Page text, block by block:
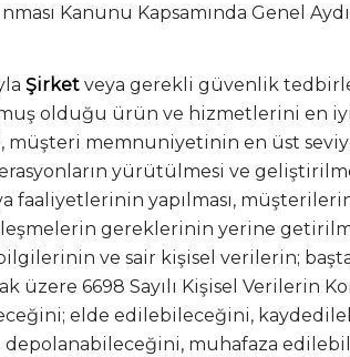
Kanunu Kapsamında Genel
Şirket veya gerekli güvenlik
olduğu ürün ve hizmetlerini en
memnuniyetinin en üst
yürütülmesi ve
faaliyetlerinin yapılması,
gereklerinin yerine
ve sair kişisel verilerin;
6698 Sayılı Kişisel Verilerin
elde edilebileceğini,
muhafaza